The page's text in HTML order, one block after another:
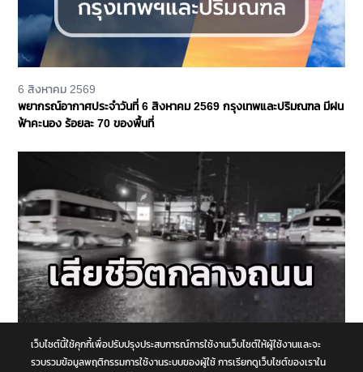
6 สิงหาคม 2569
พยากรณ์อากาศประจำวันที่ 6 สิงหาคม 2569 กรุงเทพและปริมณฑล มีฝน
ฟ้าคะนอง ร้อยละ 70 ของพื้นที่
6 สิงหาคม 2569
หนุ่มวัย 42 ปีข้ามถนน ถูกรถตู้เฉี่ยวชนร่างกระเด็น รถบัสตามหลังทับซ้ำ
เว็บไซต์นี้ใช้คุกกี้เพื่อปรับปรุงประสบการณ์การใช้งานเว็บไซต์ให้ผู้ใช้งานและจะ
รวบรวมข้อมูลพฤติกรรมการใช้งานระบบของผู้ใช้ การเรียกดูเว็บไซต์ของเราใน